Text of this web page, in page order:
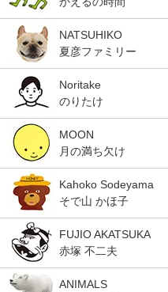
NATSUHIKO
夏彦ファミリー
Noritake
のりたけ
MOON
月の満ち欠け
Kahoko Sodeyama
そで山 かほ子
FUJIO AKATSUKA
赤塚 不二夫
ANIMALS